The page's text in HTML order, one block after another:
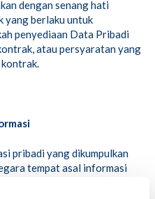
dengan senang hati
yang berlaku untuk
penyediaan Data Pribadi
atau persyaratan yang
kontrak.
pribadi yang dikumpulkan
tempat asal informasi